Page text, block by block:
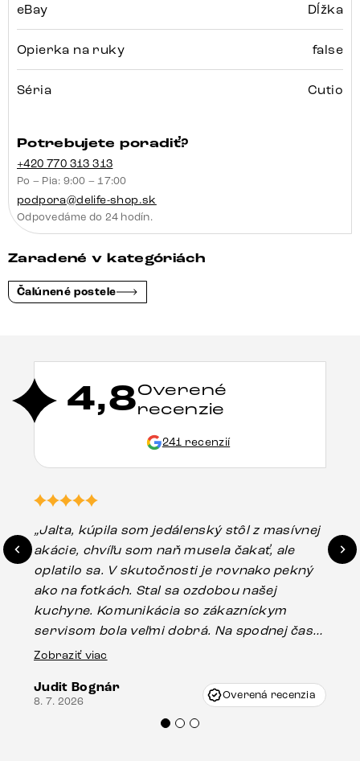
eBay Dĺžka
Opierka na ruky false
Séria Cutio
Potrebujete poradiť?
+420 770 313 313
Po – Pia: 9:00 – 17:00
podpora@delife-shop.sk
Odpovedáme do 24 hodín.
Zaradené v kategóriách
Čalúnené postele
4,8Overené
recenzie
241 recenzií
„Jalta, kúpila som jedálenský stôl z masívnej
akácie, chvíľu som naň musela čakať, ale
oplatilo sa. V skutočnosti je rovnako pekný
ako na fotkách. Stal sa ozdobou našej
kuchyne. Komunikácia so zákazníckym
servisom bola veľmi dobrá. Na spodnej časti
stola bolo malé poškodenie, pravdepodobne
Vincze pri riešení mojej záležitosti pristúpili
veľmi korektne. Odporúčam produkty Delife
Zobraziť viac
Judit Bognár
8. 7. 2026 Overená recenzia